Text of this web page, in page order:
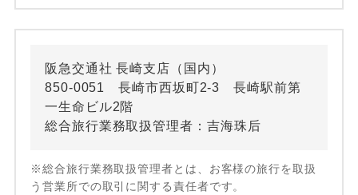
阪急交通社 長崎支店（国内）
850-0051 長崎市西坂町2-3 長崎駅前第
一生命ビル2階
総合旅行業務取扱管理者：吉海珠后
※総合旅行業務取扱管理者とは、お客様の旅行を取扱
う営業所での取引に関する責任者です。